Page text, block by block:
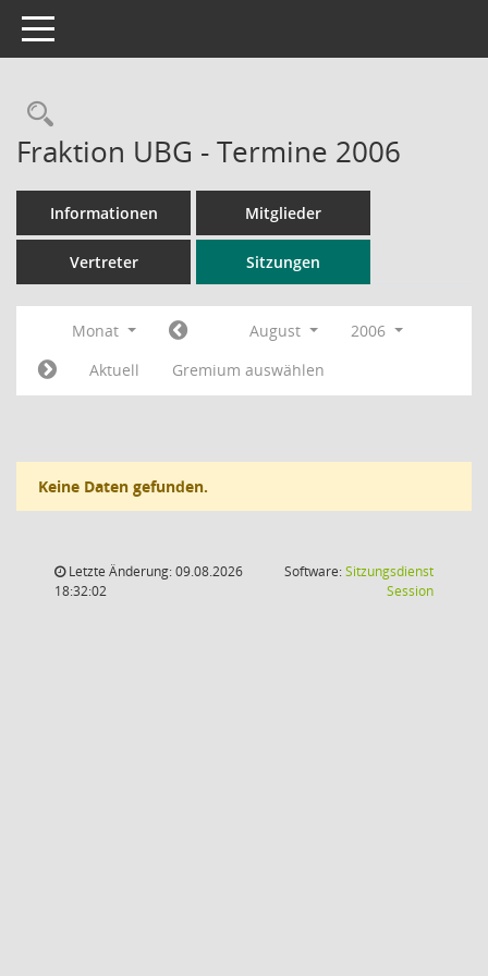
Toggle navigation
Rechercheauswahl
Fraktion UBG - Termine 2006
Informationen Mitglieder
Vertreter Sitzungen
Monat August
2006
Aktuell
Gremium auswählen
Keine Daten gefunden.
Letzte Änderung: 09.08.2026
18:32:02
Software:Sitzungsdienst
Session(Wird in